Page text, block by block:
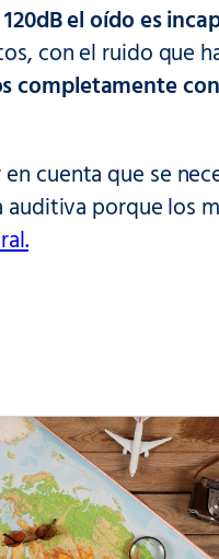
el oído es
con el ruido que
completamente
cuenta que se
porque los